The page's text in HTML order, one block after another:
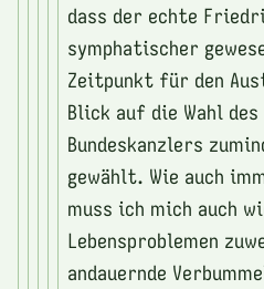
dass der echte
symphatischer
Zeitpunkt für den
Blick auf die Wahl
Bundeskanzlers
gewählt. Wie auch
muss ich mich auch
Lebensproblemen
andauernde